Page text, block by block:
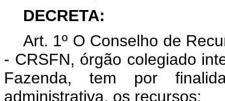
DECRETA:
Art. 1º O Conselho de
- CRSFN, órgão colegiado
Fazenda, tem por
administrativa, os recursos: